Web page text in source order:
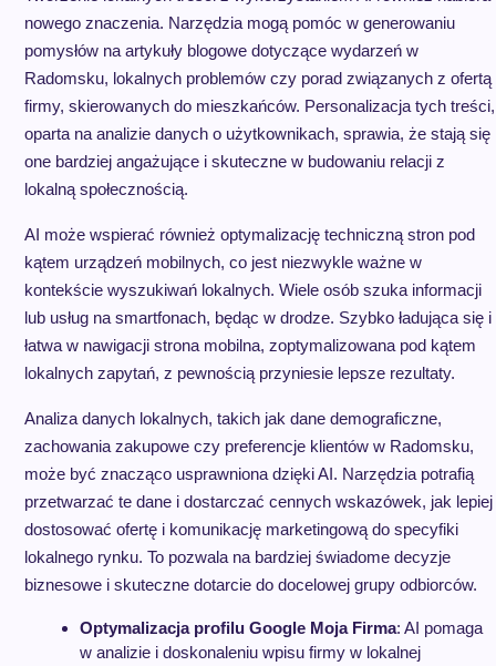
nowego znaczenia. Narzędzia mogą pomóc w generowaniu
pomysłów na artykuły blogowe dotyczące wydarzeń w
Radomsku, lokalnych problemów czy porad związanych z ofertą
firmy, skierowanych do mieszkańców. Personalizacja tych treści,
oparta na analizie danych o użytkownikach, sprawia, że stają się
one bardziej angażujące i skuteczne w budowaniu relacji z
lokalną społecznością.
AI może wspierać również optymalizację techniczną stron pod
kątem urządzeń mobilnych, co jest niezwykle ważne w
kontekście wyszukiwań lokalnych. Wiele osób szuka informacji
lub usług na smartfonach, będąc w drodze. Szybko ładująca się i
łatwa w nawigacji strona mobilna, zoptymalizowana pod kątem
lokalnych zapytań, z pewnością przyniesie lepsze rezultaty.
Analiza danych lokalnych, takich jak dane demograficzne,
zachowania zakupowe czy preferencje klientów w Radomsku,
może być znacząco usprawniona dzięki AI. Narzędzia potrafią
przetwarzać te dane i dostarczać cennych wskazówek, jak lepiej
dostosować ofertę i komunikację marketingową do specyfiki
lokalnego rynku. To pozwala na bardziej świadome decyzje
biznesowe i skuteczne dotarcie do docelowej grupy odbiorców.
Optymalizacja profilu Google Moja Firma: AI pomaga
w analizie i doskonaleniu wpisu firmy w lokalnej